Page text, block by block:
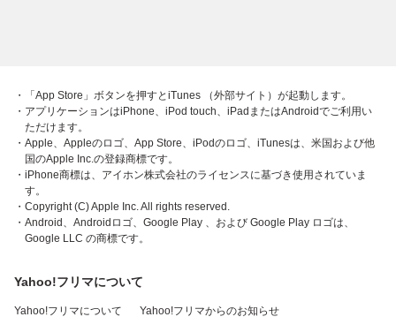
・「App Store」ボタンを押すとiTunes （外部サイト）が起動します。
・アプリケーションはiPhone、iPod touch、iPadまたはAndroidでご利用い
ただけます。
・Apple、Appleのロゴ、App Store、iPodのロゴ、iTunesは、米国および他
国のApple Inc.の登録商標です。
・iPhone商標は、アイホン株式会社のライセンスに基づき使用されていま
す。
・Copyright (C) Apple Inc. All rights reserved.
・Android、Androidロゴ、Google Play 、および Google Play ロゴは、
Google LLC の商標です。
Yahoo!フリマについて
Yahoo!フリマについて Yahoo!フリマからのお知らせ